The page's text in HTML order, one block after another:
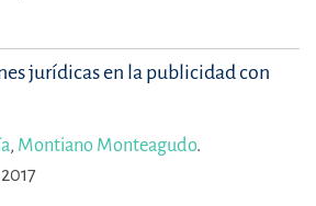
jurídicas en la publicidad con
, Montiano Monteagudo.